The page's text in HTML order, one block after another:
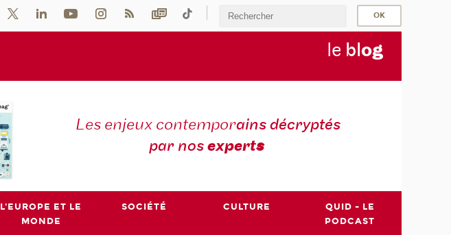
le blog
Les enjeux contemporains décryptés
par nosexperts
L'EUROPE ET LE
MONDE
SOCIÉTÉ CULTURE
QUID - LE
PODCAST